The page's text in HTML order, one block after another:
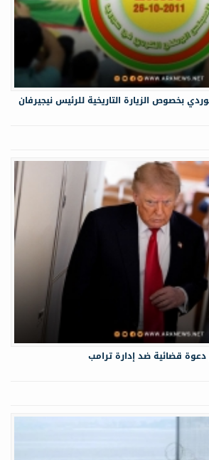
بخصوص الزيارة التاريخية للرئيس نيجيرفان